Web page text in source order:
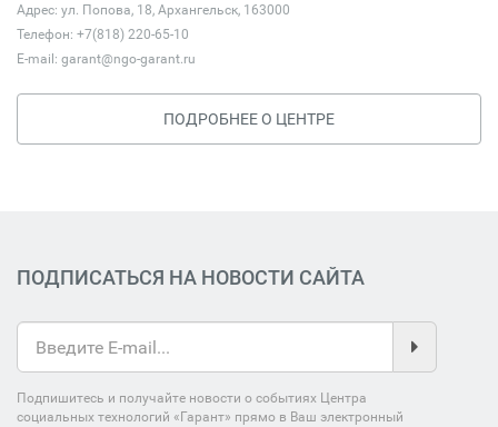
Адрес: ул. Попова, 18, Архангельск, 163000
Телефон: +7(818) 220-65-10
E-mail: garant@ngo-garant.ru
ПОДРОБНЕЕ О ЦЕНТРЕ
ПОДПИСАТЬСЯ НА НОВОСТИ САЙТА
Подпишитесь и получайте новости о событиях Центра
социальных технологий «Гарант» прямо в Ваш электронный